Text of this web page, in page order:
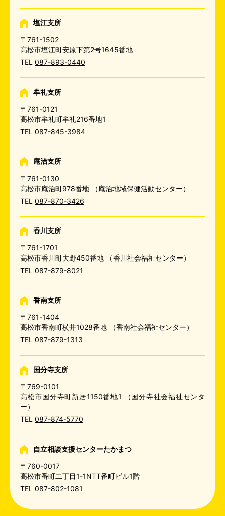
塩江支所
〒761-1502
高松市塩江町安原下第2号1645番地
TEL 087-893-0440
牟礼支所
〒761-0121
高松市牟礼町牟礼216番地1
TEL 087-845-3984
庵治支所
〒761-0130
高松市庵治町978番地
（庵治地域保健活動センター）
TEL 087-870-3426
香川支所
〒761-1701
高松市香川町大野450番地
（香川社会福祉センター）
TEL 087-879-8021
香南支所
〒761-1404
高松市香南町横井1028番地
（香南社会福祉センター）
TEL 087-879-1313
国分寺支所
〒769-0101
高松市国分寺町新居1150番地1
（国分寺社会福祉センタ
ー）
TEL 087-874-5770
自立相談支援センターたかまつ
〒760-0017
高松市番町二丁目1-1NTT番町ビル1階
TEL 087-802-1081